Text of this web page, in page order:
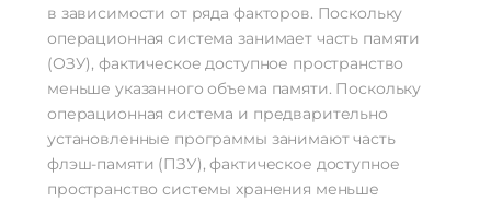
в зависимости от ряда факторов. Поскольку
операционная система занимает часть памяти
(ОЗУ), фактическое доступное пространство
меньше указанного объема памяти. Поскольку
операционная система и предварительно
установленные программы занимают часть
флэш-памяти (ПЗУ), фактическое доступное
пространство системы хранения меньше